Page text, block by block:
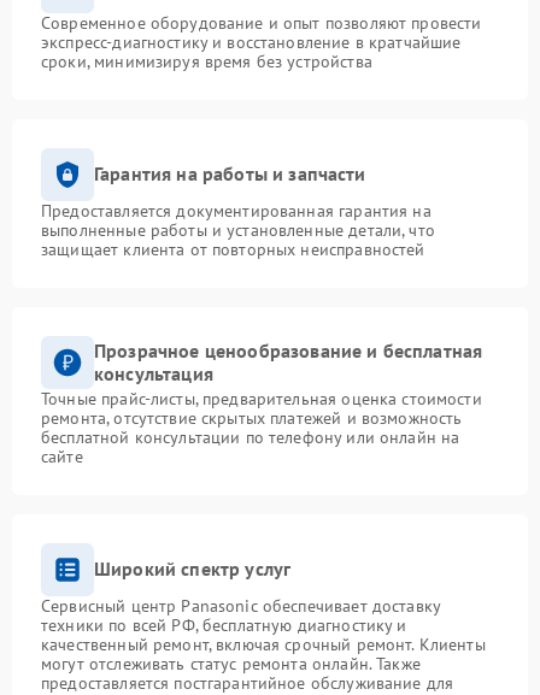
Современное оборудование и опыт позволяют провести
экспресс-диагностику и восстановление в кратчайшие
сроки, минимизируя время без устройства
Гарантия на работы и запчасти
Предоставляется документированная гарантия на
выполненные работы и установленные детали, что
защищает клиента от повторных неисправностей
Прозрачное ценообразование и бесплатная
консультация
Точные прайс-листы, предварительная оценка стоимости
ремонта, отсутствие скрытых платежей и возможность
бесплатной консультации по телефону или онлайн на
сайте
Широкий спектр услуг
Сервисный центр Panasonic обеспечивает доставку
техники по всей РФ, бесплатную диагностику и
качественный ремонт, включая срочный ремонт. Клиенты
могут отслеживать статус ремонта онлайн. Также
предоставляется постгарантийное обслуживание для